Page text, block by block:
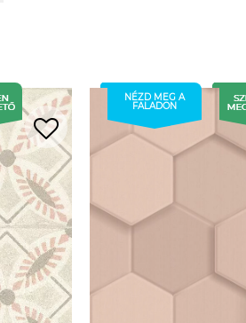
NÉZD MEG A
FALADON